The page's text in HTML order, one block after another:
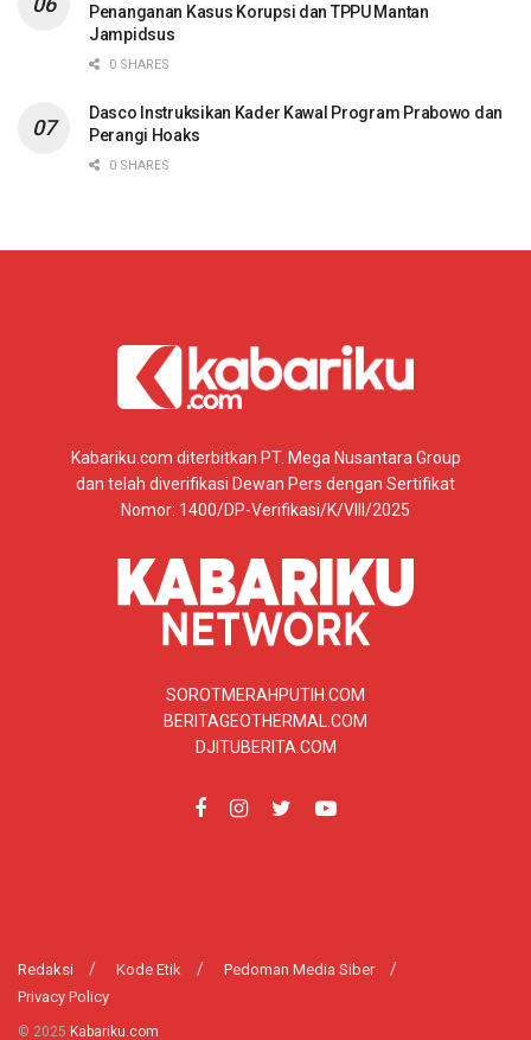
Penanganan Kasus Korupsi dan TPPU Mantan
Jampidsus
0 SHARES
Dasco Instruksikan Kader Kawal Program Prabowo dan
Perangi Hoaks
0 SHARES
Kabariku.com diterbitkan PT. Mega Nusantara Group
dan telah diverifikasi Dewan Pers dengan Sertifikat
Nomor: 1400/DP-Verifikasi/K/VIII/2025
SOROTMERAHPUTIH.COM
BERITAGEOTHERMAL.COM
DJITUBERITA.COM
Redaksi Kode Etik
Pedoman Media Siber
Privacy Policy
© 2025 Kabariku.com